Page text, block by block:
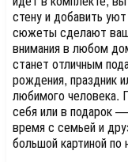
стену и добавить
сюжеты сделают
внимания в любом
станет отличным
рождения, праздник
любимого человека.
себя или в подарок
время с семьей и
большой картиной по